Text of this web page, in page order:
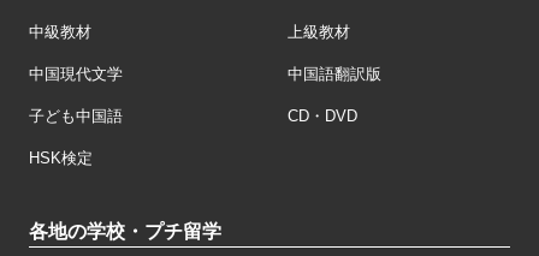
中級教材 上級教材
中国現代文学 中国語翻訳版
子ども中国語 CD・DVD
HSK検定
各地の学校・プチ留学